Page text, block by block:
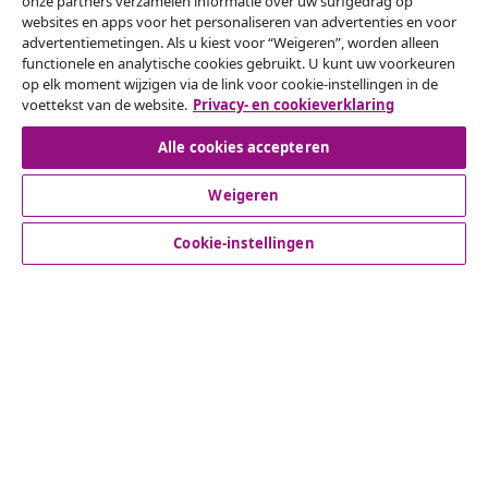
Herroeping van de overeenkomst
Een annulering voor je bestelling indienen
Herroeping van de overeenkomst
Klantenservice
websites en apps voor het personaliseren van advertenties en voor
advertentiemetingen. Als u kiest voor “Weigeren”, worden alleen
functionele en analytische cookies gebruikt. U kunt uw voorkeuren
op elk moment wijzigen via de link voor cookie-instellingen in de
voettekst van de website. Privacy- en cookieverklaring
Alle cookies accepteren
Weigeren
Cookie-instellingen